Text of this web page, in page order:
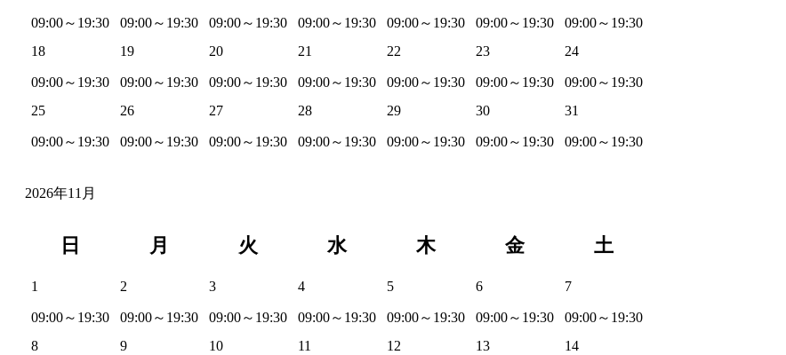
09:00～19:30 09:00～19:30 09:00～19:30 09:00～19:30 09:00～19:30 09:00～19:30
09:00～19:30
18
09:00～19:30
19
09:00～19:30
20
09:00～19:30
21
09:00～19:30
22
09:00～19:30
23
09:00～19:30
24
09:00～19:30
25
09:00～19:30
26
09:00～19:30
27
09:00～19:30
28
09:00～19:30
29
09:00～19:30
30
09:00～19:30
31
09:00～19:30
2026年11月
日 月 火 水 木 金 土
1
09:00～19:30
2
09:00～19:30
3
09:00～19:30
4
09:00～19:30
5
09:00～19:30
6
09:00～19:30
7
09:00～19:30
8
9 10 11 12 13 14